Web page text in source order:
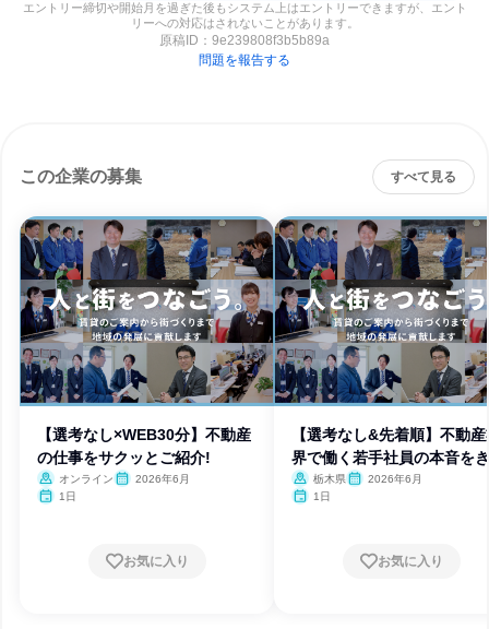
エントリー締切や開始月を過ぎた後もシステム上はエントリーできますが、エント
リーへの対応はされないことがあります。
原稿ID： 9e239808f3b5b89a
問題を報告する
この企業の募集 すべて見る
【選考なし×WEB30分】不動産
の仕事をサクッとご紹介!
オンライン
2026年6月
1日
お気に入り
【選考なし&先着順】不動
界で働く若手社員の本音を
う! 栃木県
2026年6月
1日
お気に入り